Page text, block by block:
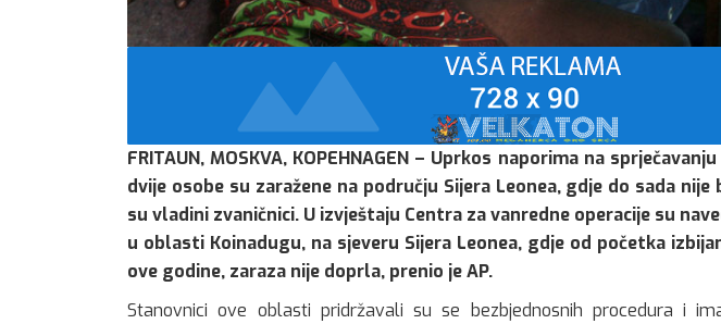
FRITAUN, MOSKVA, KOPEHNAGEN – Uprkos naporima na
dvije osobe su zaražene na području Sijera Leonea, gdje do sada
su vladini zvaničnici. U izvještaju Centra za vanredne operacije su
u oblasti Koinadugu, na sjeveru Sijera Leonea, gdje od početka
ove godine, zaraza nije doprla, prenio je AP.
Stanovnici ove oblasti pridržavali su se bezbjednosnih procedura i